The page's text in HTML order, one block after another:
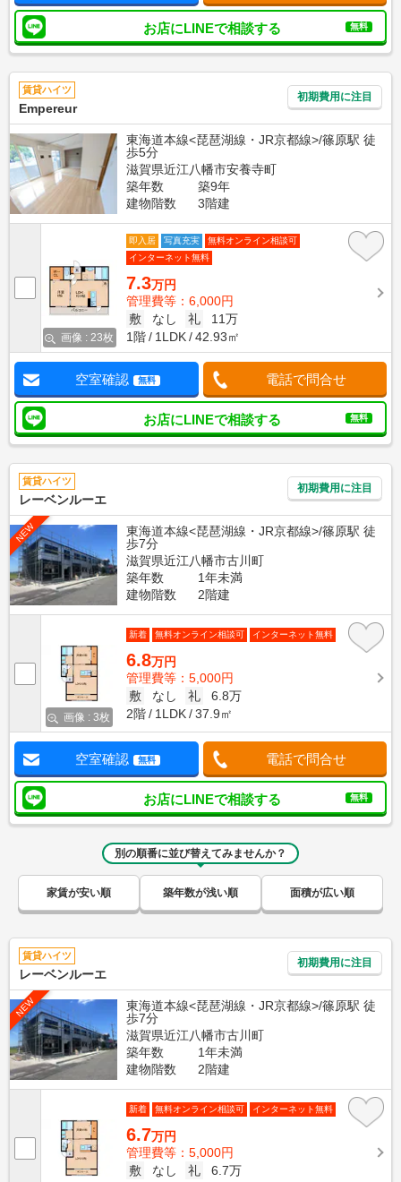
お店にLINEで相談する 無料
賃貸ハイツ
Empereur
初期費用に注目
東海道本線<琵琶湖線・JR京都線>/篠原駅 徒
歩5分
滋賀県近江八幡市安養寺町
築年数
築9年
建物階数
3階建
画像 : 23枚
即入居 写真充実
無料オンライン相談可
インターネット無料
7.3万円
管理費等：6,000円
敷
なし 礼
11万
1階
1LDK 42.93㎡
空室確認 無料 電話で問合せ
お店にLINEで相談する 無料
賃貸ハイツ
レーベンルーエ
初期費用に注目
NEW
東海道本線<琵琶湖線・JR京都線>/篠原駅 徒
歩7分
滋賀県近江八幡市古川町
築年数
1年未満
建物階数
2階建
画像 : 3枚
新着 無料オンライン相談可 インターネット無料
6.8万円
管理費等：5,000円
敷
なし 礼
6.8万
2階
1LDK 37.9㎡
空室確認 無料 電話で問合せ
お店にLINEで相談する 無料
別の順番に並び替えてみませんか？
家賃が安い順 築年数が浅い順 面積が広い順
賃貸ハイツ
レーベンルーエ
初期費用に注目
NEW
東海道本線<琵琶湖線・JR京都線>/篠原駅 徒
歩7分
滋賀県近江八幡市古川町
築年数
1年未満
建物階数
2階建
新着 無料オンライン相談可 インターネット無料
6.7万円
管理費等：5,000円
敷
なし 礼
6.7万